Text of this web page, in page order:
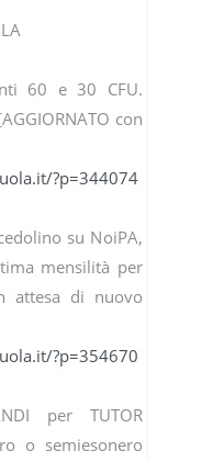
60 e 30 CFU.
con
?p=344074
su NoiPA,
mensilità per
attesa di nuovo
?p=354670
per TUTOR
o semiesonero